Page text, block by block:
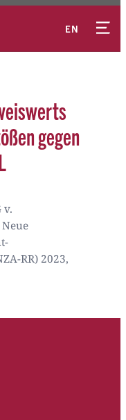
EN
gegen
v.
RR) 2023,